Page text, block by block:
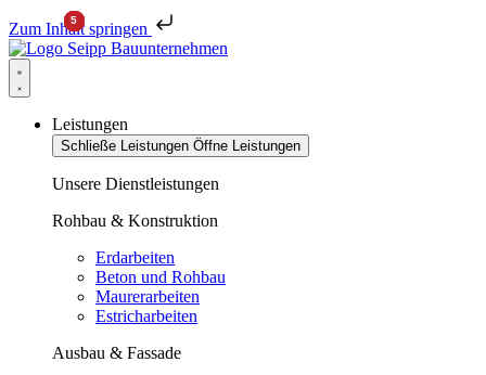
Zum Inhalt springen
Leistungen
Schließe Leistungen Öffne Leistungen
Unsere Dienstleistungen
Rohbau & Konstruktion
Erdarbeiten
Beton und Rohbau
Maurerarbeiten
Estricharbeiten
Ausbau & Fassade